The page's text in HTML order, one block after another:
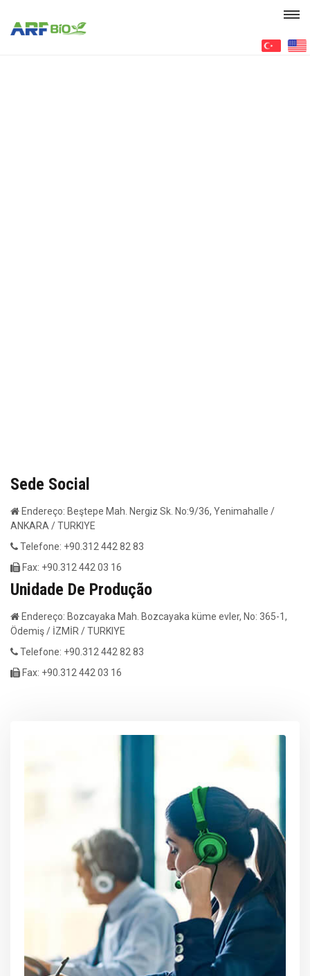
Sede Social
Endereço: Beştepe Mah. Nergiz Sk. No:9/36, Yenimahalle /
ANKARA / TURKIYE
Telefone: +90.312 442 82 83
Fax: +90.312 442 03 16
Unidade De Produção
Endereço: Bozcayaka Mah. Bozcayaka küme evler, No: 365-1,
Ödemiş / İZMİR / TURKIYE
Telefone: +90.312 442 82 83
Fax: +90.312 442 03 16